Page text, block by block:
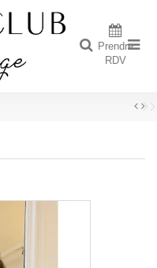
Prendre
RDV